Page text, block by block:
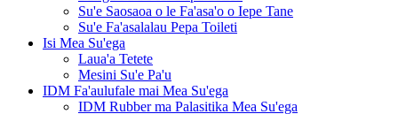
Su'e Saosaoa o le Fa'asa'o o Iepe Tane
Su'e Fa'asalalau Pepa Toileti
Isi Mea Su'ega
Laua'a Tetete
Mesini Su'e Pa'u
IDM Fa'aulufale mai Mea Su'ega
IDM Rubber ma Palasitika Mea Su'ega